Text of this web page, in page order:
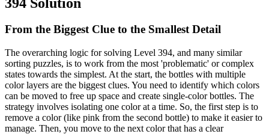
From the Biggest Clue to the Smallest Detail
The overarching logic for solving Level 394, and many similar
sorting puzzles, is to work from the most 'problematic' or complex
states towards the simplest. At the start, the bottles with multiple
color layers are the biggest clues. You need to identify which colors
can be moved to free up space and create single-color bottles. The
strategy involves isolating one color at a time. So, the first step is to
remove a color (like pink from the second bottle) to make it easier to
manage. Then, you move to the next color that has a clear